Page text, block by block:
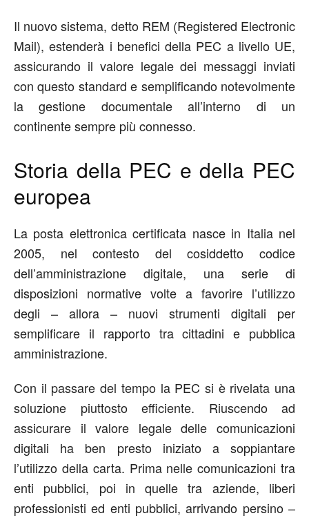
Il nuovo sistema, detto REM (Registered Electronic
Mail), estenderà i benefici della PEC a livello UE,
assicurando il valore legale dei messaggi inviati
con questo standard e semplificando notevolmente
la gestione documentale all’interno di un
continente sempre più connesso.
Storia della PEC e della PEC
europea
La posta elettronica certificata nasce in Italia nel
2005, nel contesto del cosiddetto codice
dell’amministrazione digitale, una serie di
disposizioni normative volte a favorire l’utilizzo
degli – allora – nuovi strumenti digitali per
semplificare il rapporto tra cittadini e pubblica
amministrazione.
Con il passare del tempo la PEC si è rivelata una
soluzione piuttosto efficiente. Riuscendo ad
assicurare il valore legale delle comunicazioni
digitali ha ben presto iniziato a soppiantare
l’utilizzo della carta. Prima nelle comunicazioni tra
enti pubblici, poi in quelle tra aziende, liberi
professionisti ed enti pubblici, arrivando persino –